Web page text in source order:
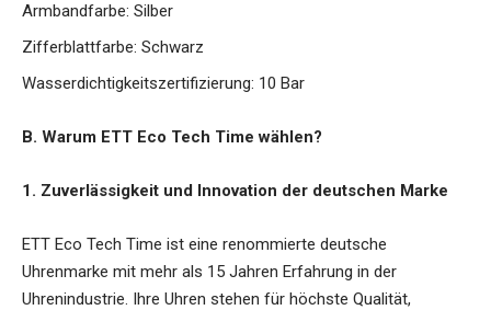
Armbandfarbe: Silber
Zifferblattfarbe: Schwarz
Wasserdichtigkeitszertifizierung: 10 Bar
B. Warum ETT Eco Tech Time wählen?
1. Zuverlässigkeit und Innovation der deutschen Marke
ETT Eco Tech Time ist eine renommierte deutsche
Uhrenmarke mit mehr als 15 Jahren Erfahrung in der
Uhrenindustrie. Ihre Uhren stehen für höchste Qualität,